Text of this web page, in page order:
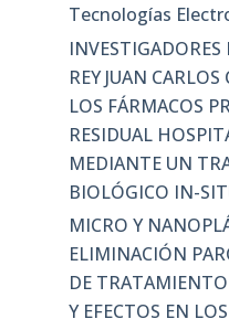
Tecnologías
REY JUAN
LOS FÁRMACOS
RESIDUAL
MEDIANTE UN
BIOLÓGICO IN-
MICRO Y
ELIMINACIÓN
DE TRATAMIENTO
Y EFECTOS EN